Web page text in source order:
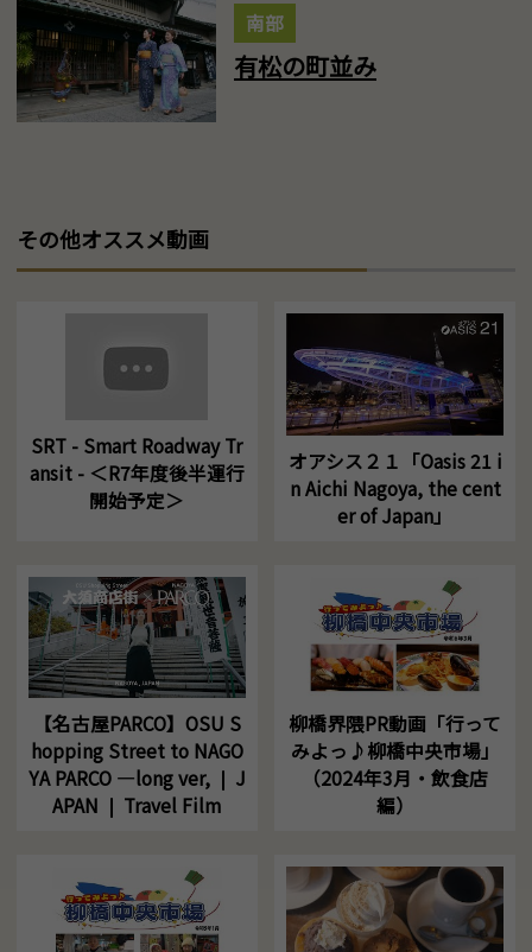
南部
有松の町並み
その他オススメ動画
SRT - Smart Roadway Tr
ansit - ＜R7年度後半運行
開始予定＞
オアシス２１「Oasis 21 i
n Aichi Nagoya, the cent
er of Japan」
【名古屋PARCO】OSU S
hopping Street to NAGO
YA PARCO ―long ver, ❘ J
APAN ❘ Travel Film
柳橋界隈PR動画「行って
みよっ♪柳橋中央市場」
（2024年3月・飲食店
編）